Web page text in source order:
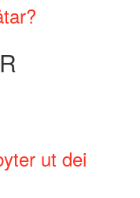
ut dei